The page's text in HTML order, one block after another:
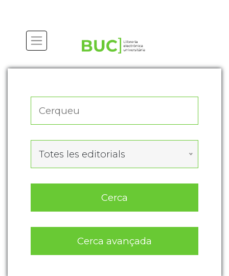
Totes les editorials
Cerca
Cerca avançada